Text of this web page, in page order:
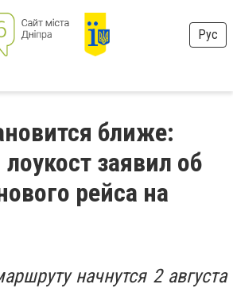
Рус
ближе:
заявил об
рейса на
начнутся 2 августа